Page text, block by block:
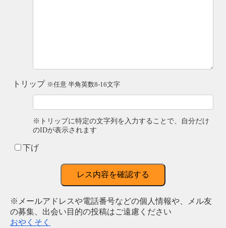
トリップ ※任意 半角英数8-16文字
※トリップに特定の文字列を入力することで、自分だけ
のIDが表示されます
下げ
レス内容を確認する
※メールアドレスや電話番号などの個人情報や、メル友
の募集、出会い目的の投稿はご遠慮ください
おやくそく